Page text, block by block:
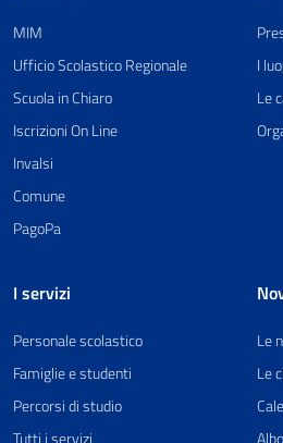
MIM
Ufficio Scolastico Regionale
Scuola in Chiaro
Iscrizioni On Line
Invalsi
Comune
PagoPa
I
Le
I servizi
Personale scolastico
Famiglie e studenti
Percorsi di studio
Tutti i servizi
Le
Le